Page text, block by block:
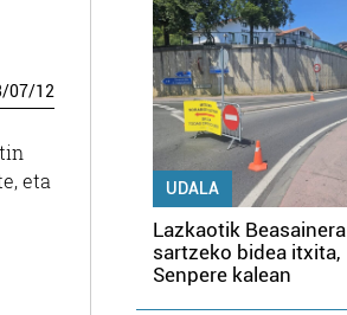
/07/12
eta
UDALA
Lazkaotik Beasainera
sartzeko bidea itxita,
Senpere kalean